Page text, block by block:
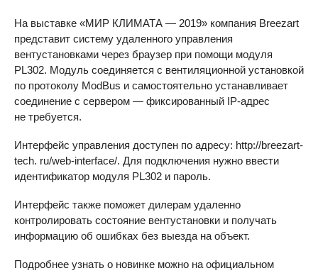
На выставке «МИР КЛИМАТА — 2019» компания Breezart
представит систему удаленного управления
вентустановками через браузер при помощи модуля
PL302. Модуль соединяется с вентиляционной установкой
по протоколу ModBus и самостоятельно устанавливает
соединение с сервером — фиксированный IP-адрес
не требуется.
Интерфейс управления доступен по адресу: http://breezart-
tech. ru/web-interface/. Для подключения нужно ввести
идентификатор модуля PL302 и пароль.
Интерфейс также поможет дилерам удаленно
контролировать состояние вентустановки и получать
информацию об ошибках без выезда на объект.
Подробнее узнать о новинке можно на официальном